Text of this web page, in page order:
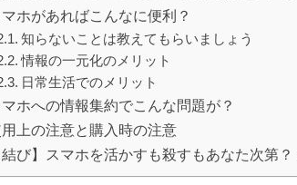
マホがあればこんなに便利？
知らないことは教えてもらいましょう
情報の一元化のメリット
日常生活でのメリット
マホへの情報集約でこんな問題が？
上の注意と購入時の注意
結び】スマホを活かすも殺すもあなた次第？